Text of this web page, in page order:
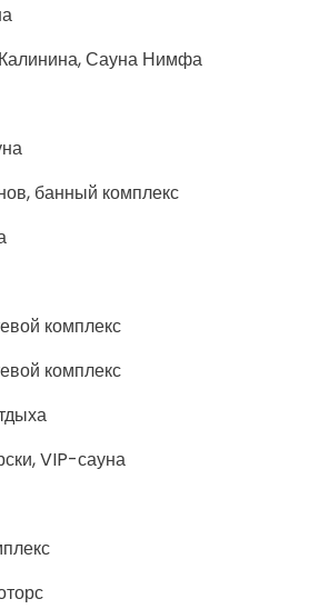
Сауна Нимфа
банный комплекс
комплекс
комплекс
VIP-сауна